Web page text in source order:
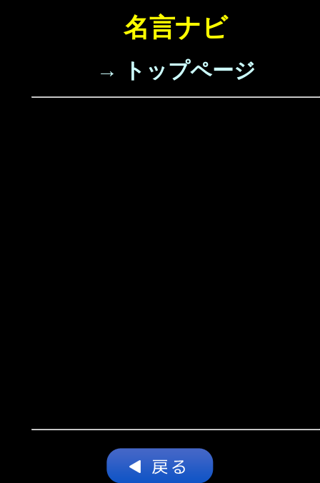
名言ナビ
→ トップページ